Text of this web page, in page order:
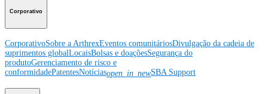
Corporativo
CorporativoSobre a ArthrexEventos comunitáriosDivulgação da cadeia de
suprimentos globalLocaisBolsas e doaçõesSegurança do
produtoGerenciamento de risco e
conformidadePatentesNotíciasopen_in_newSBA Support